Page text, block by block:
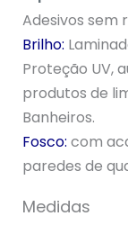
Adesivos sem
Brilho:
Proteção UV,
produtos de
Banheiros.
Fosco: com
paredes de
Medidas